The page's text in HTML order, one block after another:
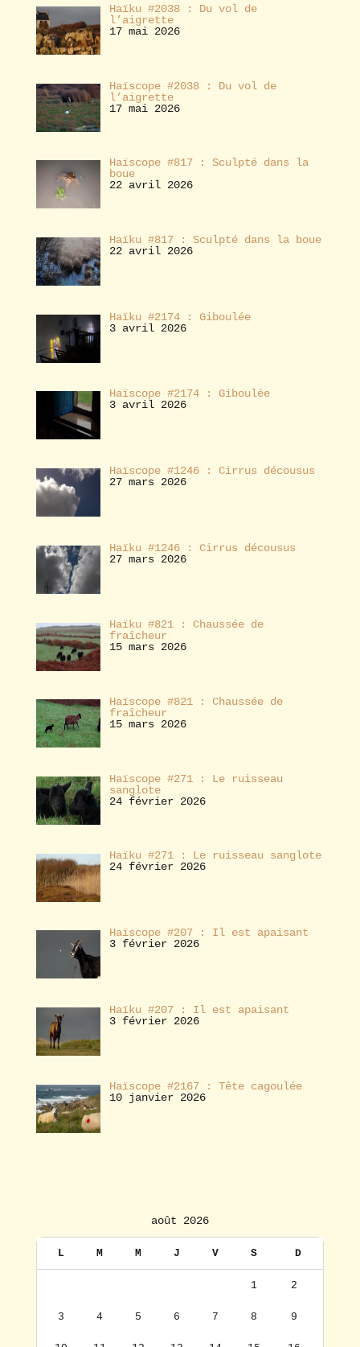
Haïku #2038 : Du vol de
l’aigrette
17 mai 2026
Haïscope #2038 : Du vol de
l’aigrette
17 mai 2026
Haïscope #817 : Sculpté dans la
boue
22 avril 2026
Haïku #817 : Sculpté dans la boue
22 avril 2026
Haïku #2174 : Giboulée
3 avril 2026
Haïscope #2174 : Giboulée
3 avril 2026
Haïscope #1246 : Cirrus décousus
27 mars 2026
Haïku #1246 : Cirrus décousus
27 mars 2026
Haïku #821 : Chaussée de
fraîcheur
15 mars 2026
Haïscope #821 : Chaussée de
fraîcheur
15 mars 2026
Haïscope #271 : Le ruisseau
sanglote
24 février 2026
Haïku #271 : Le ruisseau sanglote
24 février 2026
Haïscope #207 : Il est apaisant
3 février 2026
Haïku #207 : Il est apaisant
3 février 2026
Haïscope #2167 : Tête cagoulée
10 janvier 2026
août 2026
L M M J V S D
1 2
3 4 5 6 7 8 9